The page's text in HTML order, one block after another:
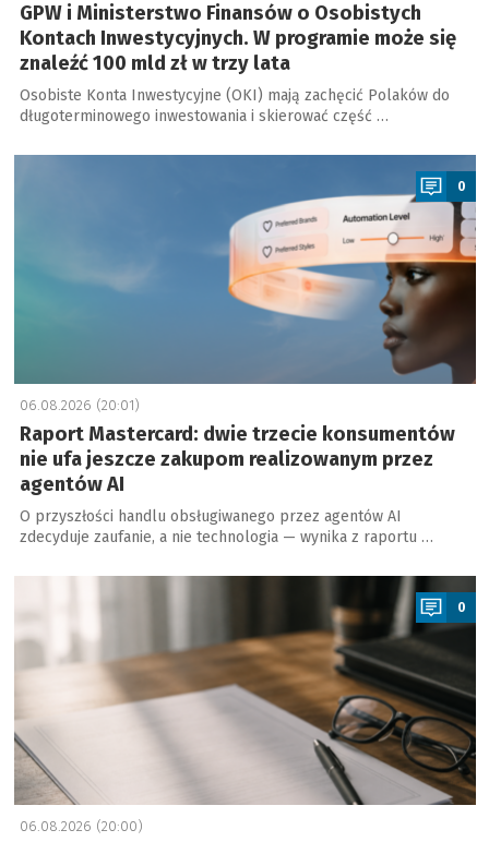
GPW i Ministerstwo Finansów o Osobistych
Kontach Inwestycyjnych. W programie może się
znaleźć 100 mld zł w trzy lata
Osobiste Konta Inwestycyjne (OKI) mają zachęcić Polaków do
długoterminowego inwestowania i skierować część …
a
0
06.08.2026 (20:01)
Raport Mastercard: dwie trzecie konsumentów
nie ufa jeszcze zakupom realizowanym przez
agentów AI
O przyszłości handlu obsługiwanego przez agentów AI
zdecyduje zaufanie, a nie technologia — wynika z raportu …
a
0
06.08.2026 (20:00)